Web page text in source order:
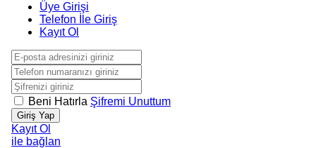
Üye Girişi
Telefon İle Giriş
Kayıt Ol
Beni Hatırla Şifremi Unuttum
Giriş Yap
Kayıt Ol
ile bağlan